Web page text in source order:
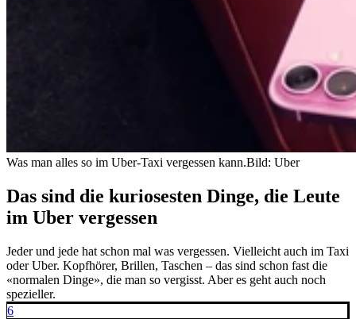
Was man alles so im Uber-Taxi vergessen kann.Bild: Uber
Das sind die kuriosesten Dinge, die Leute
im Uber vergessen
Jeder und jede hat schon mal was vergessen. Vielleicht auch im Taxi
oder Uber. Kopfhörer, Brillen, Taschen – das sind schon fast die
«normalen Dinge», die man so vergisst. Aber es geht auch noch
spezieller.
6